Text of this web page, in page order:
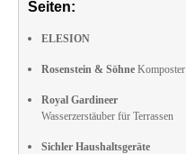
Seiten:
ELESION
Rosenstein & Söhne Komposter
Royal Gardineer
Wasserzerstäuber für Terrassen
Sichler Haushaltsgeräte